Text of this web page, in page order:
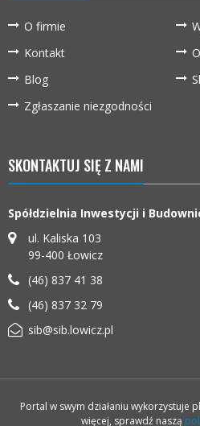
O firmie
Kontakt
Blog
Zgłaszanie niezgodności
SKONTAKTUJ SIĘ Z NAMI
Spółdzielnia Inwestycji i
ul. Kaliska 103
99-400 Łowicz
(46) 837 41 38
(46) 837 32 79
sib@sib.lowicz.pl
Portal w swym działaniu wykorzystuje
więcej, sprawdź naszą